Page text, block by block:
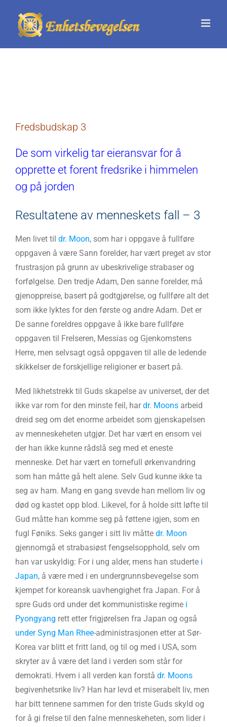
content
Fredsbudskap 3
De som virkelig tar eieransvar for å
opprette et forent fredsrike i himmelen
og på jorden
Resultatene av menneskets fall – 3
Men livet til dr. Moon, som har i oppgave å fullføre
oppgaven å være Sann forelder, har vært preget av stor
frustrasjon på grunn av ubeskrivelige strabaser og
forfølgelse. Den tredje Adam, Den sanne forelder, må
gjenoppreise, basert på godtgjørelse, og fullføre alt det
som ikke lyktes for den første og andre Adam. Det er
De sanne foreldres oppgave å ikke bare fullføre
oppgaven til Frelseren, Messias og Gjenkomstens
Herre, men selvsagt også oppgaven til alle de ledende
skikkelser de forskjellige religioner er basert på.
Med likhetstrekk til Guds skapelse av universet, der det
ikke var rom for den minste feil, hardr. Moons arbeid
dreid seg om det enorme arbeidet som gjenskapelsen
av menneskeheten utgjør. Det har vært en ensom vei
der han ikke kunne rådslå seg med et eneste
menneske. Det har vært en tornefull ørkenvandring
som han måtte gå helt alene. Selv Gud kunne ikke ta
seg av ham. Mang en gang svevde han mellom liv og
død og kastet opp blod. Likevel, for å holde sitt løfte til
Gud måtte han komme seg på føttene igjen, som en
fugl Føniks. Seks ganger i sitt liv måtte dr. Moon
gjennomgå et strabasiøst fengselsopphold, selv om
han var uskyldig: For i ung alder, mens han studerte i
Japan, å være med i en undergrunnsbevegelse som
kjempet for koreansk uavhengighet fra Japan. For å
spre Guds ord under det kommunistiske regime i
Pyongyang rett etter frigjørelsen fra Japan og også
under Syng Man Rhee-administrasjonen etter at Sør-
Korea var blitt et fritt land, og til og med i USA, som
skryter av å være det land i verden som står for
demokrati. Hvem i all verden kan forstå dr. Moons
begivenhetsrike liv? Han har levd et miserabelt liv, men
har bitt tennene sammen for den triste Guds skyld og
for å gi frelse til den falne menneskeheten, som lider i